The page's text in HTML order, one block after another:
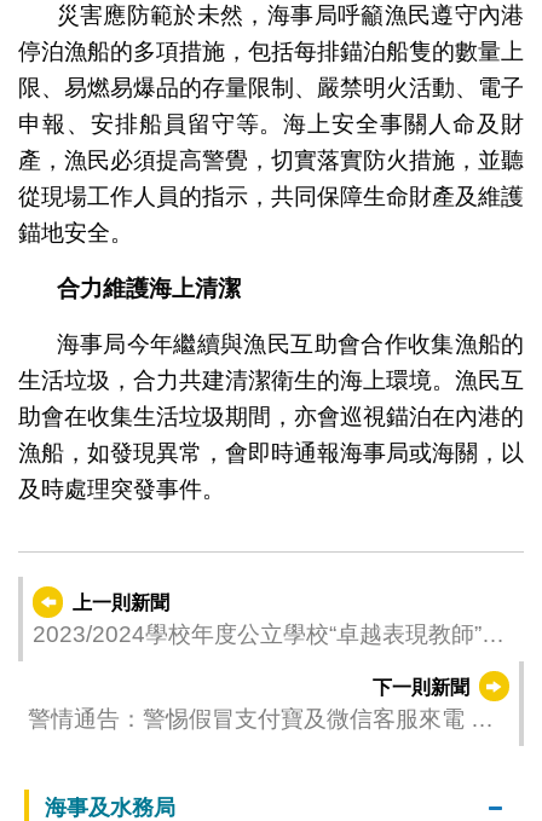
災害應防範於未然，海事局呼籲漁民遵守內港
停泊漁船的多項措施，包括每排錨泊船隻的數量上
限、易燃易爆品的存量限制、嚴禁明火活動、電子
申報、安排船員留守等。海上安全事關人命及財
產，漁民必須提高警覺，切實落實防火措施，並聽
從現場工作人員的指示，共同保障生命財產及維護
錨地安全。
合力維護海上清潔
海事局今年繼續與漁民互助會合作收集漁船的
生活垃圾，合力共建清潔衛生的海上環境。漁民互
助會在收集生活垃圾期間，亦會巡視錨泊在內港的
漁船，如發現異常，會即時通報海事局或海關，以
及時處理突發事件。
上一則新聞
2023/2024學校年度公立學校“卓越表現教師”名
下一則新聞
警情通告：警惕假冒支付寶及微信客服來電 勿
海事及水務局